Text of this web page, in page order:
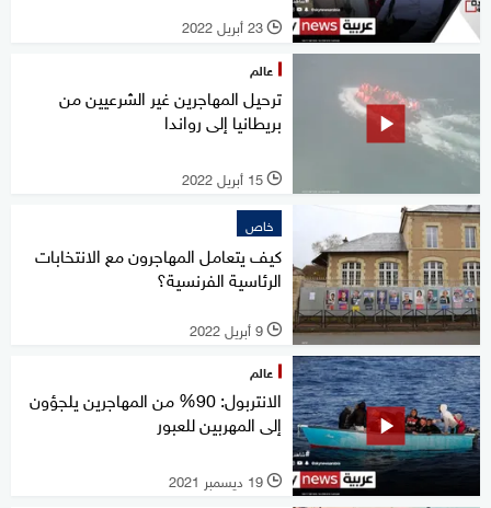
l 23 أبريل 2022
عالم
ترحيل المهاجرين غير الشرعيين من
بريطانيا إلى رواندا
l 15 أبريل 2022
خاص
كيف يتعامل المهاجرون مع الانتخابات
الرئاسية الفرنسية؟
l 9 أبريل 2022
عالم
الانتربول: 90% من المهاجرين يلجؤون
إلى المهربين للعبور
l 19 ديسمبر 2021